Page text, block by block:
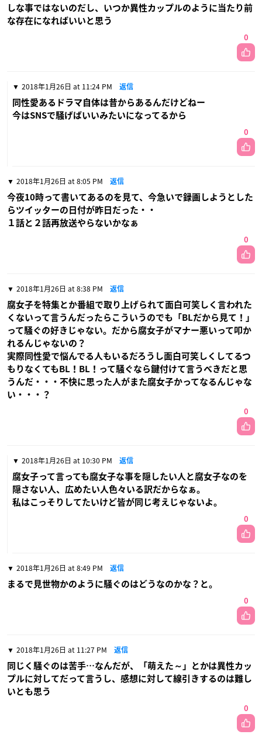
しな事ではないのだし、いつか異性カップルのように当たり前
な存在になればいいと思う
0
2018年1月26日 at 11:24 PM 返信
同性愛あるドラマ自体は昔からあるんだけどねー
今はSNSで騒げばいいみたいになってるから
0
2018年1月26日 at 8:05 PM 返信
今夜10時って書いてあるのを見て、今急いで録画しようとした
らツイッターの日付が昨日だった・・
１話と２話再放送やらないかなぁ
0
2018年1月26日 at 8:38 PM 返信
腐女子を特集とか番組で取り上げられて面白可笑しく言われた
くないって言うんだったらこういうのでも「BLだから見て！」
って騒ぐの好きじゃない。だから腐女子がマナー悪いって叩か
れるんじゃないの？
実際同性愛で悩んでる人もいるだろうし面白可笑しくしてるつ
もりなくてもBL！BL！って騒ぐなら鍵付けて言うべきだと思
うんだ・・・不快に思った人がまた腐女子かってなるんじゃな
い・・・？
0
2018年1月26日 at 10:30 PM 返信
腐女子って言っても腐女子な事を隠したい人と腐女子なのを
隠さない人、広めたい人色々いる訳だからなぁ。
私はこっそりしてたいけど皆が同じ考えじゃないよ。
0
2018年1月26日 at 8:49 PM 返信
まるで見世物かのように騒ぐのはどうなのかな？と。
0
2018年1月26日 at 11:27 PM 返信
同じく騒ぐのは苦手…なんだが、「萌えた～」とかは異性カッ
プルに対してだって言うし、感想に対して線引きするのは難し
いとも思う
0